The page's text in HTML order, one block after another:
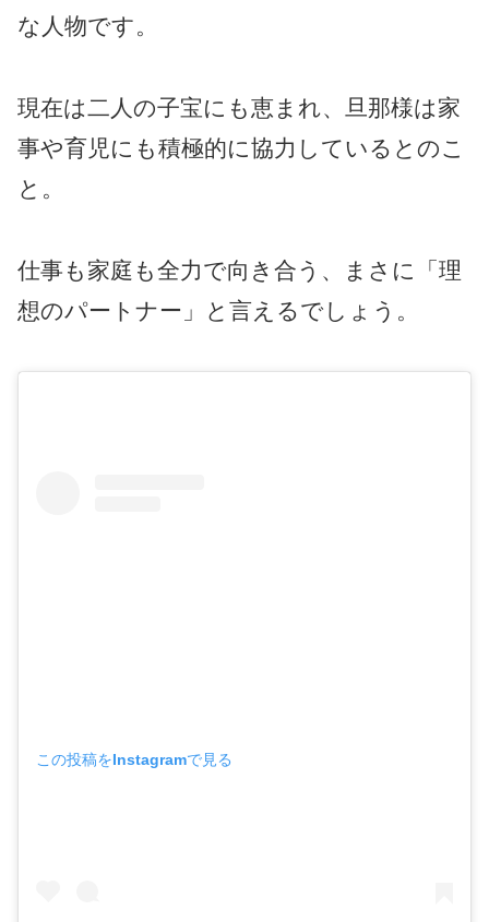
な人物です。
現在は二人の子宝にも恵まれ、旦那様は家
事や育児にも積極的に協力しているとのこ
と。
仕事も家庭も全力で向き合う、まさに「理
想のパートナー」と言えるでしょう。
この投稿をInstagramで見る